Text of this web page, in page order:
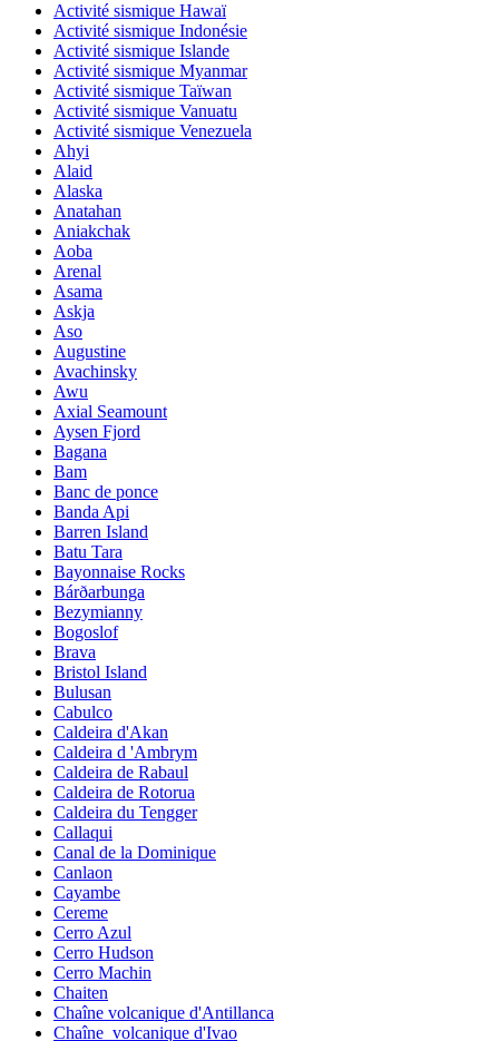
Activité sismique Hawaï
Activité sismique Indonésie
Activité sismique Islande
Activité sismique Myanmar
Activité sismique Taïwan
Activité sismique Vanuatu
Activité sismique Venezuela
Ahyi
Alaid
Alaska
Anatahan
Aniakchak
Aoba
Arenal
Asama
Askja
Aso
Augustine
Avachinsky
Awu
Axial Seamount
Aysen Fjord
Bagana
Bam
Banc de ponce
Banda Api
Barren Island
Batu Tara
Bayonnaise Rocks
Bárðarbunga
Bezymianny
Bogoslof
Brava
Bristol Island
Bulusan
Cabulco
Caldeira d'Akan
Caldeira d 'Ambrym
Caldeira de Rabaul
Caldeira de Rotorua
Caldeira du Tengger
Callaqui
Canal de la Dominique
Canlaon
Cayambe
Cereme
Cerro Azul
Cerro Hudson
Cerro Machin
Chaiten
Chaîne volcanique d'Antillanca
Chaîne_volcanique d'Ivao